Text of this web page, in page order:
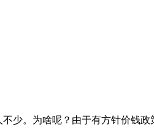
。为啥呢？由于有方针价钱政